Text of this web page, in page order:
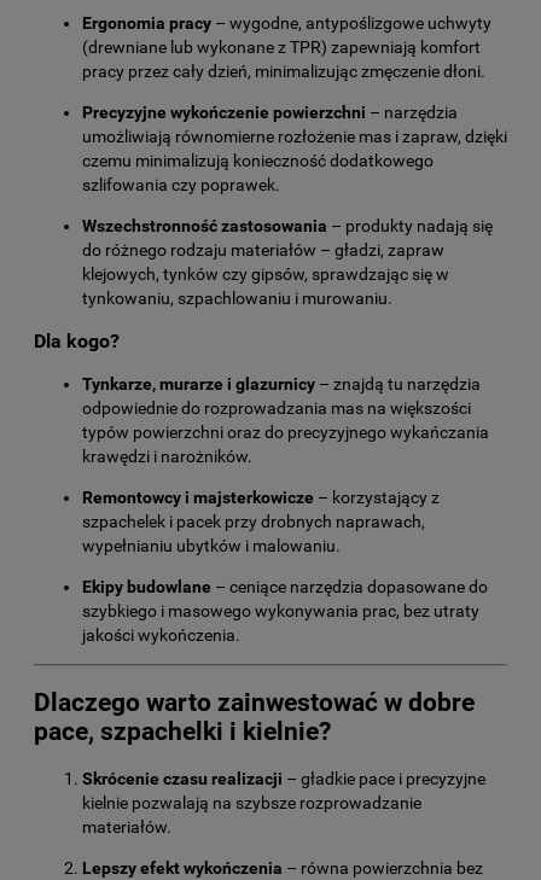
Ergonomia pracy – wygodne, antypoślizgowe uchwyty
(drewniane lub wykonane z TPR) zapewniają komfort
pracy przez cały dzień, minimalizując zmęczenie dłoni.
Precyzyjne wykończenie powierzchni – narzędzia
umożliwiają równomierne rozłożenie mas i zapraw, dzięki
czemu minimalizują konieczność dodatkowego
szlifowania czy poprawek.
Wszechstronność zastosowania – produkty nadają się
do różnego rodzaju materiałów – gładzi, zapraw
klejowych, tynków czy gipsów, sprawdzając się w
tynkowaniu, szpachlowaniu i murowaniu.
Dla kogo?
Tynkarze, murarze i glazurnicy – znajdą tu narzędzia
odpowiednie do rozprowadzania mas na większości
typów powierzchni oraz do precyzyjnego wykańczania
krawędzi i narożników.
Remontowcy i majsterkowicze – korzystający z
szpachelek i pacek przy drobnych naprawach,
wypełnianiu ubytków i malowaniu.
Ekipy budowlane – ceniące narzędzia dopasowane do
szybkiego i masowego wykonywania prac, bez utraty
jakości wykończenia.
Dlaczego warto zainwestować w dobre
pace, szpachelki i kielnie?
Skrócenie czasu realizacji – gładkie pace i precyzyjne
kielnie pozwalają na szybsze rozprowadzanie
materiałów.
Lepszy efekt wykończenia – równa powierzchnia bez